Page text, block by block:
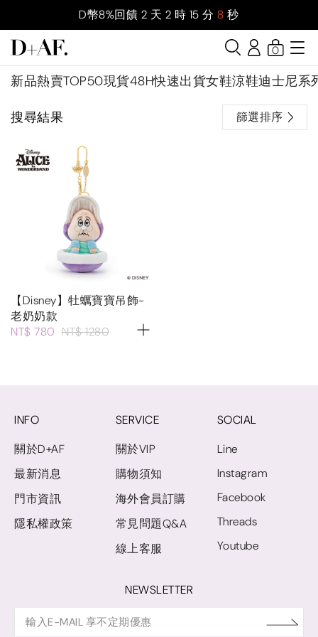
D幣8%回饋 2 天 2 時 15 分 7 秒
新品熱賣TOP50現貨48H快速出貨女鞋涼鞋迪士尼系
0
搜尋結果 篩選排序
【Disney】牡蠣寶寶吊飾-
老奶奶款
NT$ 780 NT$ 1280
INFO
關於D+AF
最新消息
門市資訊
隱私權政策
SERVICE
關於VIP
購物須知
海外會員訂購
常見問題Q&A
線上客服
SOCIAL
Line
Instagram
Facebook
Threads
Youtube
NEWSLETTER